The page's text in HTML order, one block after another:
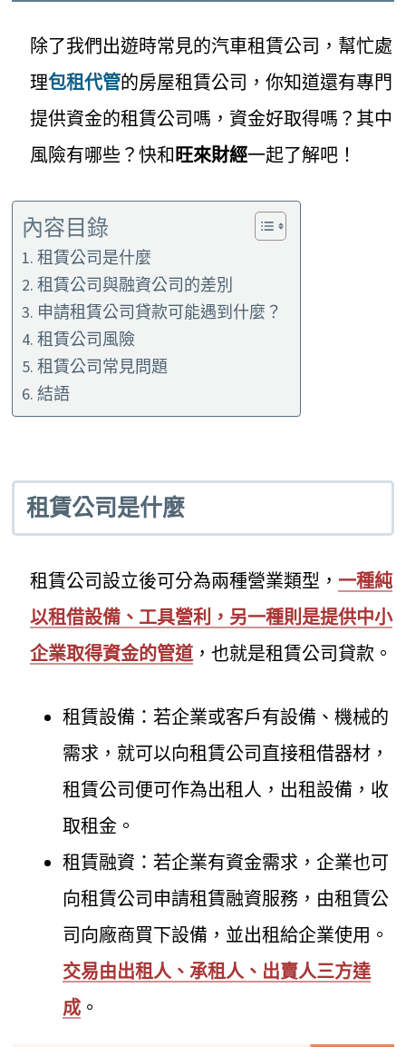
除了我們出遊時常見的汽車租賃公司，幫忙處
理包租代管的房屋租賃公司，你知道還有專門
提供資金的租賃公司嗎，資金好取得嗎？其中
風險有哪些？快和旺來財經一起了解吧！
內容目錄
租賃公司是什麼
租賃公司與融資公司的差別
申請租賃公司貸款可能遇到什麼？
租賃公司風險
租賃公司常見問題
結語
租賃公司是什麼
租賃公司設立後可分為兩種營業類型，一種純
以租借設備、工具營利，另一種則是提供中小
企業取得資金的管道，也就是租賃公司貸款。
租賃設備：若企業或客戶有設備、機械的
需求，就可以向租賃公司直接租借器材，
租賃公司便可作為出租人，出租設備，收
取租金。
租賃融資：若企業有資金需求，企業也可
向租賃公司申請租賃融資服務，由租賃公
司向廠商買下設備，並出租給企業使用。
交易由出租人、承租人、出賣人三方達
成 。